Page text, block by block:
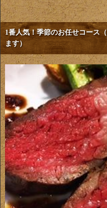
1番人気！季節のお任せコース
ます）